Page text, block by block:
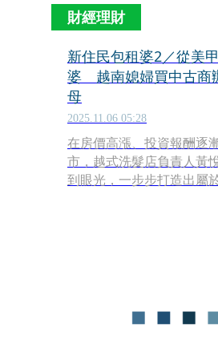
財經理財
新住民包租婆2／從美
婆 越南媳婦買中古商
母
2025.11.06 05:28
在房價高漲、投資報酬逐
市，越式洗髮店負責人黃
到眼光，一步步打造出屬